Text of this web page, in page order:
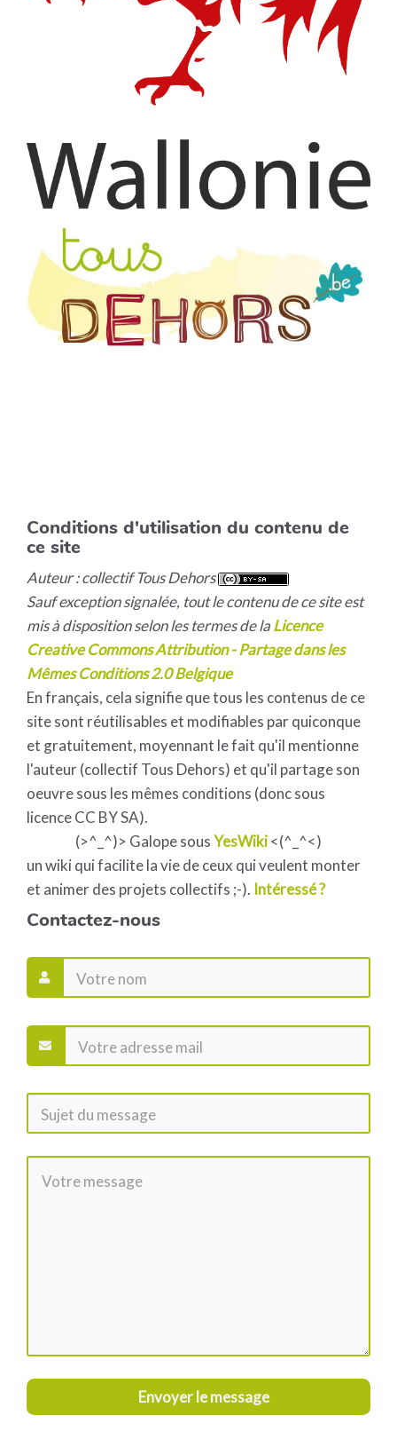
Conditions d'utilisation du contenu de
ce site
Auteur : collectif Tous Dehors
Sauf exception signalée, tout le contenu de ce site est
mis à disposition selon les termes de laLicence
Creative Commons Attribution - Partage dans les
Mêmes Conditions 2.0 Belgique
En français, cela signifie que tous les contenus de ce
site sont réutilisables et modifiables par quiconque
et gratuitement, moyennant le fait qu'il mentionne
l'auteur (collectif Tous Dehors) et qu'il partage son
oeuvre sous les mêmes conditions (donc sous
licence CC BY SA).
(>^_^)> Galope sousYesWiki<(^_^<)
un wiki qui facilite la vie de ceux qui veulent monter
et animer des projets collectifs ;-). Intéressé ?
Contactez-nous
Envoyer le message